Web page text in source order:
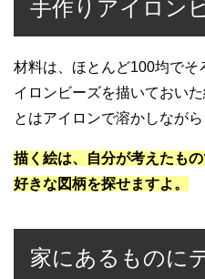
手作りアイロン
材料は、ほとんど100均でそ
イロンビーズを描いておい
とはアイロンで溶かしなが
描く絵は、自分が考えたも
好きな図柄を探せますよ。
家にあるものに